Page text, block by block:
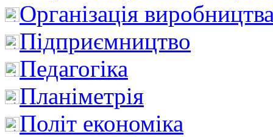
Організація
Підприємництво
Педагогіка
Планіметрія
Політ економіка